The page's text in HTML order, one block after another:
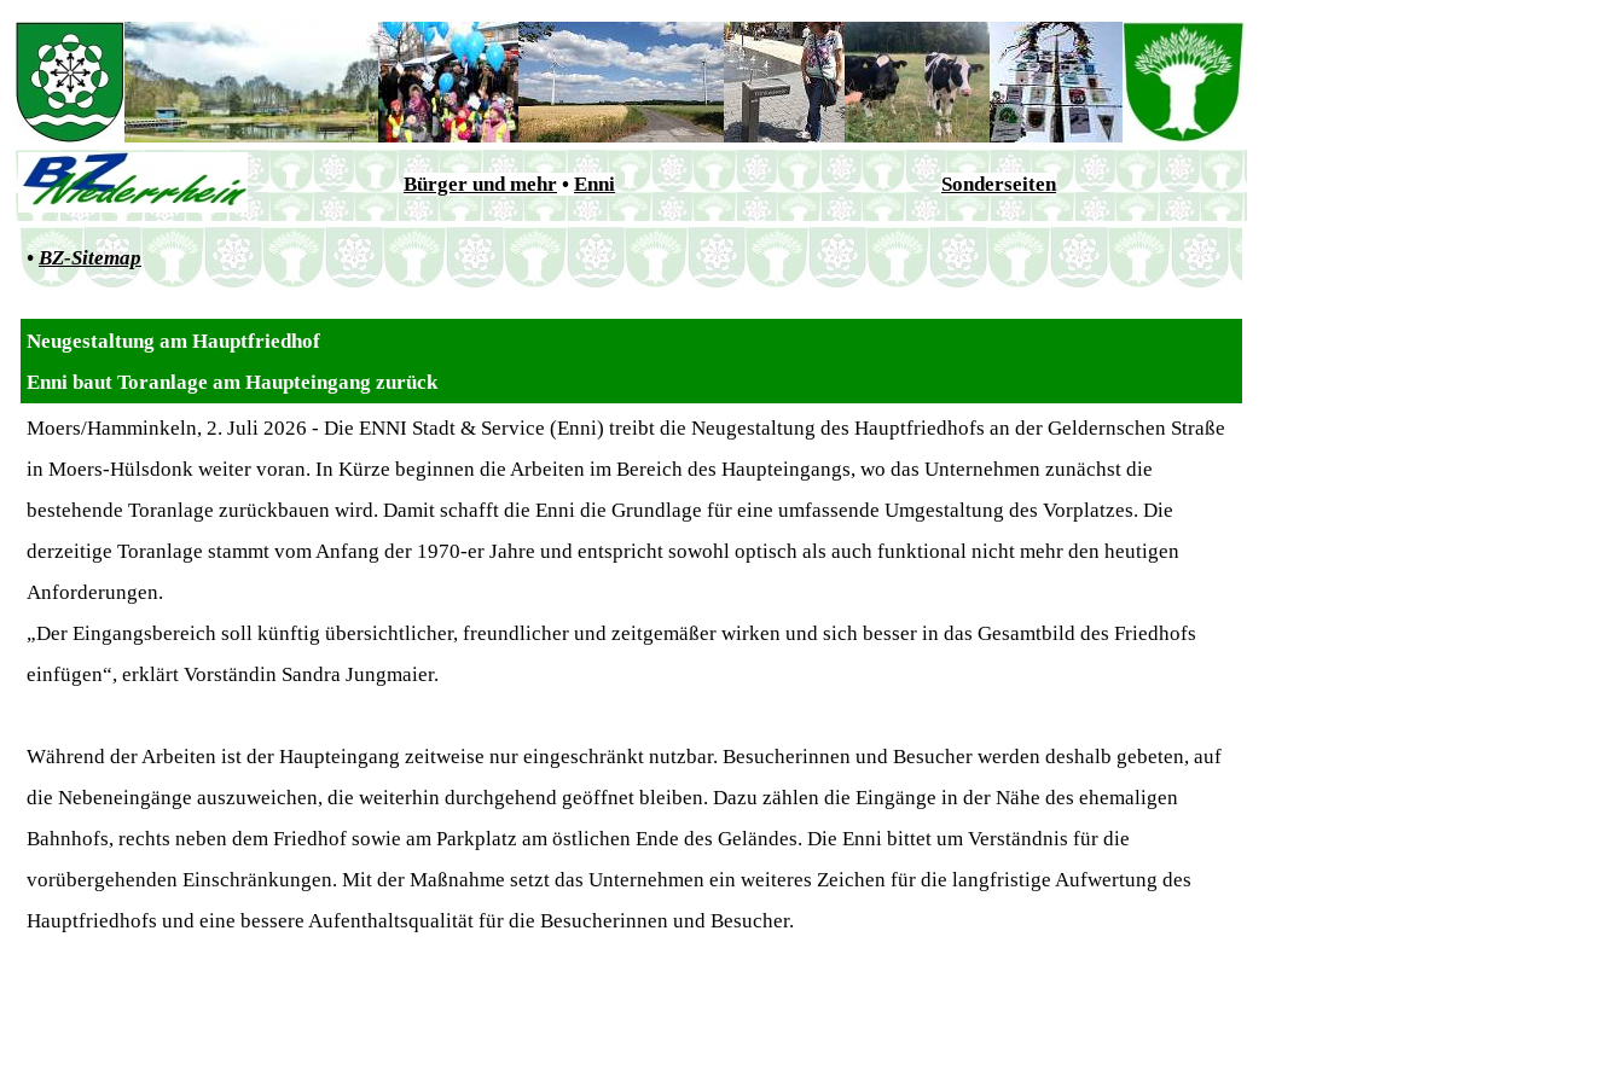
Bürger und mehr • Enni Sonderseiten
•BZ-Sitemap
Neugestaltung am Hauptfriedhof
Enni baut Toranlage am Haupteingang zurück
Moers/Hamminkeln, 2. Juli 2026 - Die ENNI Stadt & Service (Enni) treibt die Neugestaltung des Hauptfriedhofs an der Geldernschen Straße
in Moers-Hülsdonk weiter voran. In Kürze beginnen die Arbeiten im Bereich des Haupteingangs, wo das Unternehmen zunächst die
bestehende Toranlage zurückbauen wird. Damit schafft die Enni die Grundlage für eine umfassende Umgestaltung des Vorplatzes. Die
derzeitige Toranlage stammt vom Anfang der 1970-er Jahre und entspricht sowohl optisch als auch funktional nicht mehr den heutigen
Anforderungen.
„Der Eingangsbereich soll künftig übersichtlicher, freundlicher und zeitgemäßer wirken und sich besser in das Gesamtbild des Friedhofs
einfügen“, erklärt Vorständin Sandra Jungmaier.
Während der Arbeiten ist der Haupteingang zeitweise nur eingeschränkt nutzbar. Besucherinnen und Besucher werden deshalb gebeten, auf
die Nebeneingänge auszuweichen, die weiterhin durchgehend geöffnet bleiben. Dazu zählen die Eingänge in der Nähe des ehemaligen
Bahnhofs, rechts neben dem Friedhof sowie am Parkplatz am östlichen Ende des Geländes. Die Enni bittet um Verständnis für die
vorübergehenden Einschränkungen. Mit der Maßnahme setzt das Unternehmen ein weiteres Zeichen für die langfristige Aufwertung des
Hauptfriedhofs und eine bessere Aufenthaltsqualität für die Besucherinnen und Besucher.